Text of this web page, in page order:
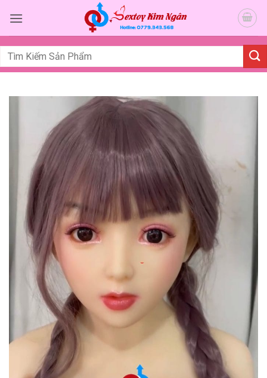
qua
nội
dung
Tìm
kiếm: